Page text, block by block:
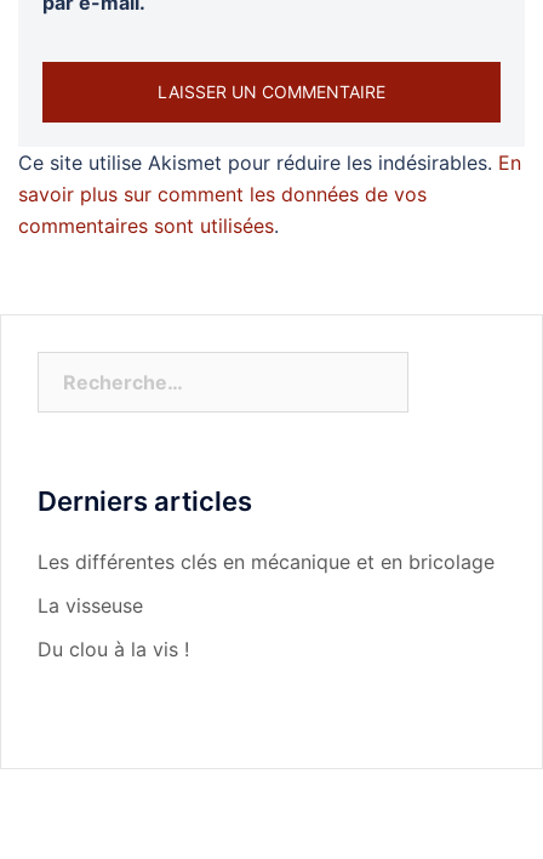
Ce site utilise Akismet pour réduire les indésirables. En
savoir plus sur comment les données de vos
commentaires sont utilisées.
Derniers articles
Les différentes clés en mécanique et en bricolage
La visseuse
Du clou à la vis !